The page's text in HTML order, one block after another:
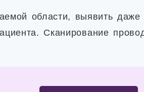
области, выявить даже
Сканирование